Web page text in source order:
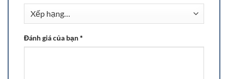
Đánh giá của bạn*